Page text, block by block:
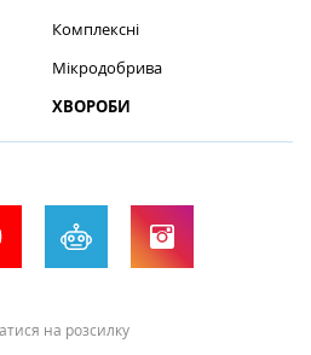
Комплексні
Мікродобрива
ХВОРОБИ
на розсилку